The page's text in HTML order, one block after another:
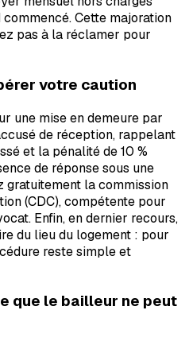
Cette majoration
pas à la réclamer pour
votre caution
une mise en demeure par
de réception, rappelant
et la pénalité de 10 %
de réponse sous une
gratuitement la commission
(CDC), compétente pour
Enfin, en dernier recours,
du lieu du logement : pour
reste simple et
que le bailleur ne peut